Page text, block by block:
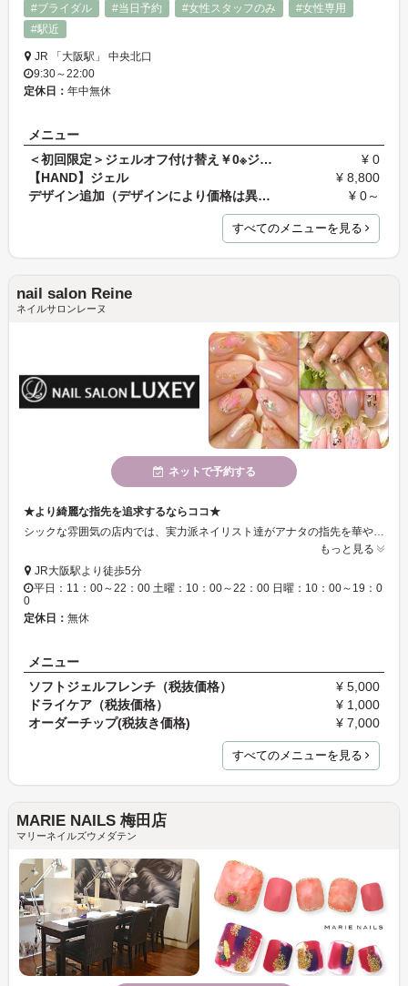
#ブライダル #当日予約 #女性スタッフのみ
#女性専用
#駅近
JR 「大阪駅」 中央北口
9:30～22:00
定休日： 年中無休
メニュー
＜初回限定＞ジェルオフ付け替え￥0※ジェルを取り付…
¥ 0
【HAND】ジェル
¥ 8,800
デザイン追加（デザインにより価格は異なります）
¥ 0～
すべてのメニューを見る
nail salon Reine
ネイルサロンレーヌ
ネットで予約する
★より綺麗な指先を追求するならココ★
シックな雰囲気の店内では、実力派ネイリスト達がアナタの指先を華やかに彩ってくれます♪大阪駅から徒歩5分なので気軽にお立ち寄り下さい！
もっと見る
JR大阪駅より徒歩5分
平日：11：00～22：00 土曜：10：00～22：00 日曜：10：00～19：0
0
定休日： 無休
メニュー
ソフトジェルフレンチ（税抜価格）
¥ 5,000
ドライケア（税抜価格）
¥ 1,000
オーダーチップ(税抜き価格)
¥ 7,000
すべてのメニューを見る
MARIE NAILS 梅田店
マリーネイルズウメダテン